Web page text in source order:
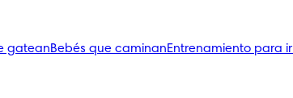
gateanBebés que caminanEntrenamiento para